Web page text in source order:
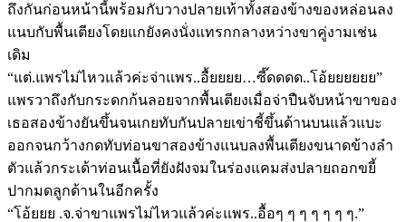
ถึงกันก่อนหน้านี้พร้อมกับวางปลายเท้าทั้งสองข้างของหล่อนลง
แนบกับพื้นเตียงโดยแกยังคงนั่งแทรกกลางหว่างขาคู่งามเช่น
เดิม
“แต่.แพรไม่ไหวแล้วค่ะจ่าแพร..อื้ยยยย…ซี๊ดดดด..โอ้ยยยยยย”
แพรวาถึงกับกระดกก้นลอยจากพื้นเตียงเมื่อจ่าปืนจับหน้าขาของ
เธอสองข้างยันขึ้นจนเกยทับกันปลายเข่าชี้ขึ้นด้านบนแล้วแบะ
ออกจนกว้างกดทับท่อนขาสองข้างแนบลงพื้นเตียงขนาดข้างลำ
ตัวแล้วกระเด้าท่อนเนื้อที่ยังฝังจมในร่องแคมส่งปลายถอกขยี้
ปากมดลูกด้านในอีกครั้ง
“โอ้ยยย .จ.จ่าขาแพรไม่ไหวแล้วค่ะแพร..อื้อๆ ๆ ๆ ๆ ๆ ๆ ๆ.”